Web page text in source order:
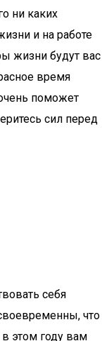
ни каких
и на работе
жизни будут вас
время
поможет
сил перед
себя
что
этом году вам